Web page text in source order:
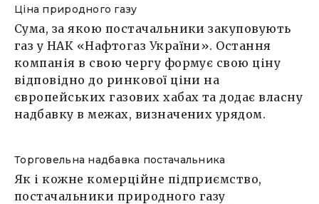
Ціна природного газу
Сума, за якою постачальники закуповують
газ у НАК «Нафтогаз України». Остання
компанія в свою чергу формує свою ціну
відповідно до ринкової ціни на
європейських газових хабах та додає власну
надбавку в межах, визначених урядом.
Торговельна надбавка постачальника
Як і кожне комерційне підприємство,
постачальники природного газу